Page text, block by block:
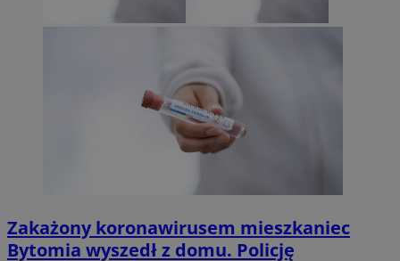
Zakażony koronawirusem mieszkaniec
Bytomia wyszedł z domu. Policję